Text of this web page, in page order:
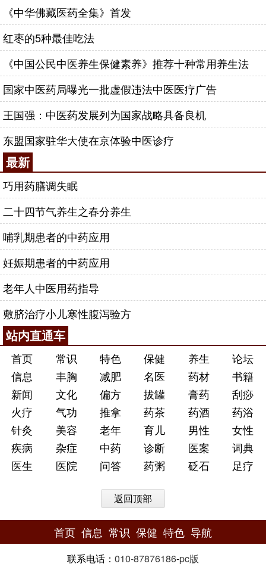
《中华佛藏医药全集》首发
红枣的5种最佳吃法
《中国公民中医养生保健素养》推荐十种常用养生法
国家中医药局曝光一批虚假违法中医医疗广告
王国强：中医药发展列为国家战略具备良机
东盟国家驻华大使在京体验中医诊疗
最新
巧用药膳调失眠
二十四节气养生之春分养生
哺乳期患者的中药应用
妊娠期患者的中药应用
老年人中医用药指导
敷脐治疗小儿寒性腹泻验方
站内直通车
首页 常识 特色 保健 养生
论坛
信息
丰胸 减肥 名医 药材
书籍
新闻
文化 偏方 拔罐 膏药
刮痧
火疗
气功 推拿 药茶 药酒
药浴
针灸
美容 老年 育儿 男性
女性
疾病
杂症 中药 诊断 医案
词典
医生
医院 问答 药粥 砭石 足疗
返回顶部
首页 信息 常识 保健 特色 导航
联系电话： 010-87876186-pc版